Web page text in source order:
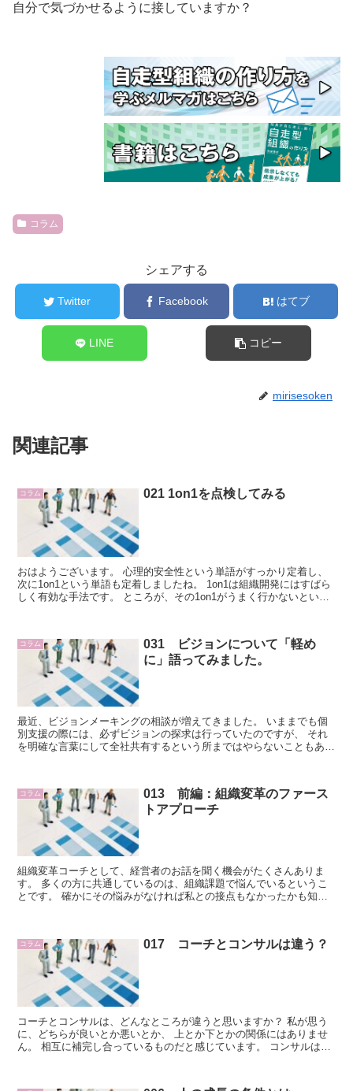
自分で気づかせるように接していますか？
コラム
シェアする
Twitter Facebook はてブ
LINE コピー
mirisesoken
関連記事
コラム 021 1on1を点検してみる
おはようございます。 心理的安全性という単語がすっかり定着し、
次に1on1という単語も定着しましたね。 1on1は組織開発にはすばら
しく有効な手法です。 ところが、その1on1がうまく行かないという
コラム
031 ビジョンについて「軽め
に」語ってみました。
最近、ビジョンメーキングの相談が増えてきました。 いままでも個
別支援の際には、必ずビジョンの探求は行っていたのですが、 それ
を明確な言葉にして全社共有するという所まではやらないこともあり
コラム
013 前編：組織変革のファース
トアプローチ
組織変革コーチとして、経営者のお話を聞く機会がたくさんありま
す。 多くの方に共通しているのは、組織課題で悩んでいるというこ
とです。 確かにその悩みがなければ私との接点もなかったかも知れ
コラム 017 コーチとコンサルは違う？
コーチとコンサルは、どんなところが違うと思いますか？ 私が思う
に、どちらが良いとか悪いとか、 上とか下とかの関係にはありませ
ん。 相互に補完し合っているものだと感じています。 コンサルは、